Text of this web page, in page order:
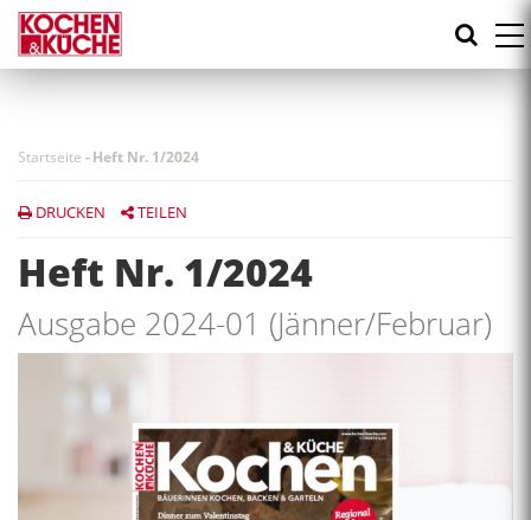
Direkt
zum
Inhalt
Startseite -Heft Nr. 1/2024
DRUCKEN TEILEN
Heft Nr. 1/2024
Ausgabe 2024-01 (Jänner/Februar)